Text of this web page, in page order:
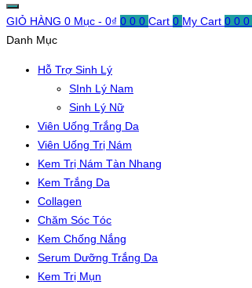
GIỎ HÀNG 0 Mục - 0₫ 0 0 0 Cart 0 My Cart 0 0 0
Danh Mục
Hỗ Trợ Sinh Lý
SInh Lý Nam
Sinh Lý Nữ
Viên Uống Trắng Da
Viên Uống Trị Nám
Kem Trị Nám Tàn Nhang
Kem Trắng Da
Collagen
Chăm Sóc Tóc
Kem Chống Nắng
Serum Dưỡng Trắng Da
Kem Trị Mụn